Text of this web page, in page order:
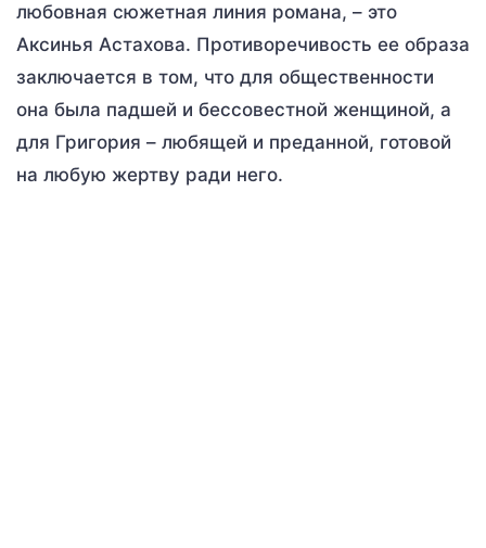
любовная сюжетная линия романа, – это
Аксинья Астахова. Противоречивость ее образа
заключается в том, что для общественности
она была падшей и бессовестной женщиной, а
для Григория – любящей и преданной, готовой
на любую жертву ради него.